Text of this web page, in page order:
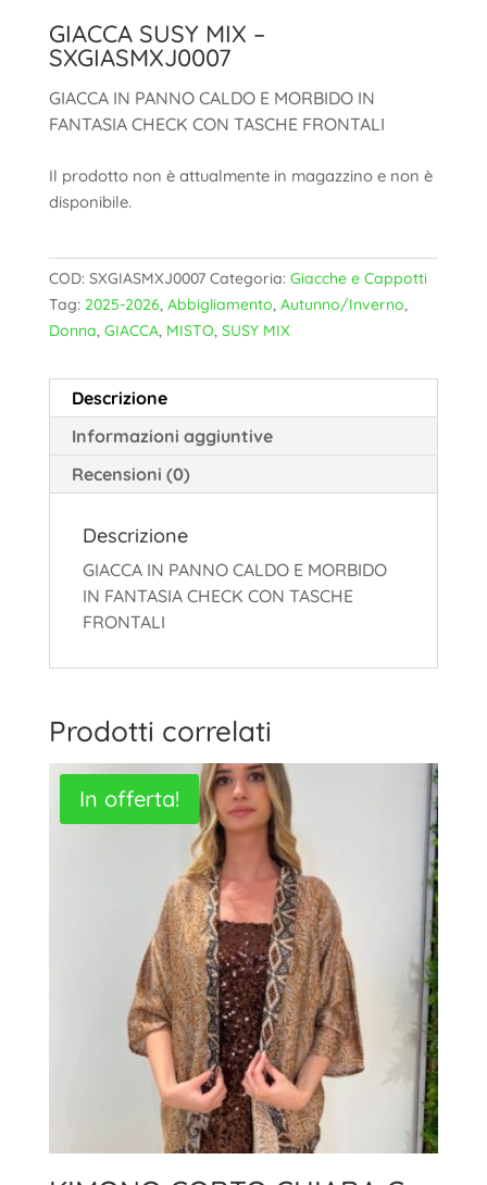
GIACCA SUSY MIX –
SXGIASMXJ0007
GIACCA IN PANNO CALDO E MORBIDO IN
FANTASIA CHECK CON TASCHE FRONTALI
Il prodotto non è attualmente in magazzino e non è
disponibile.
COD: SXGIASMXJ0007 Categoria: Giacche e Cappotti
Tag: 2025-2026, Abbigliamento, Autunno/Inverno,
Donna, GIACCA, MISTO, SUSY MIX
Descrizione
Informazioni aggiuntive
Recensioni (0)
Descrizione
GIACCA IN PANNO CALDO E MORBIDO
IN FANTASIA CHECK CON TASCHE
FRONTALI
Prodotti correlati
In offerta!